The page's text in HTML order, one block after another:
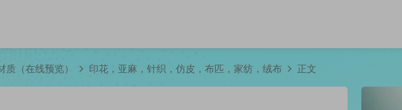
质（在线预览） 印花，亚麻，针织，仿皮，布匹，家纺，绒布 正文